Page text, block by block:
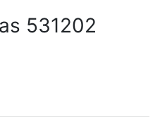
531202